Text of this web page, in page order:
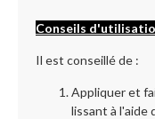
Conseils
Il est conseillé de :
Appliquer et
lissant à l'aide